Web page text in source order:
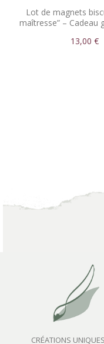
Lot de magnets
maîtresse” – Cadeau
13,00 €
CRÉATIONS